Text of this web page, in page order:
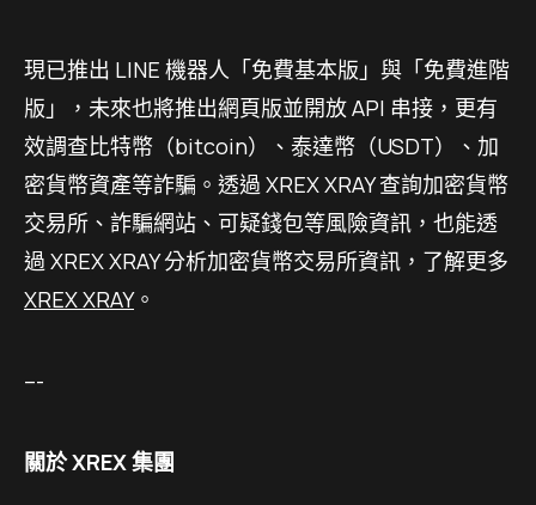
現已推出 LINE 機器人「免費基本版」與「免費進階
版」，未來也將推出網頁版並開放API 串接，更有
效調查比特幣（bitcoin）、泰達幣（USDT）、加
密貨幣資產等詐騙。透過XREX XRAY查詢加密貨幣
交易所、詐騙網站、可疑錢包等風險資訊，也能透
過XREX XRAY分析加密貨幣交易所資訊，了解更多
XREX XRAY。
–-
關於 XREX 集團